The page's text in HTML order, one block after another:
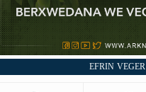
EFRIN VEGER